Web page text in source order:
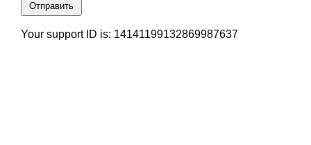
Отправить
Your support ID is: 14141199132869987637